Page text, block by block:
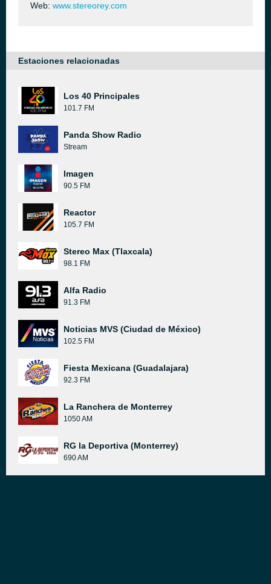
Web: www.stereorey.com
Estaciones relacionadas
Los 40 Principales
101.7 FM
Panda Show Radio
Stream
Imagen
90.5 FM
Reactor
105.7 FM
Stereo Max (Tlaxcala)
98.1 FM
Alfa Radio
91.3 FM
Noticias MVS (Ciudad de México)
102.5 FM
Fiesta Mexicana (Guadalajara)
92.3 FM
La Ranchera de Monterrey
1050 AM
RG la Deportiva (Monterrey)
690 AM